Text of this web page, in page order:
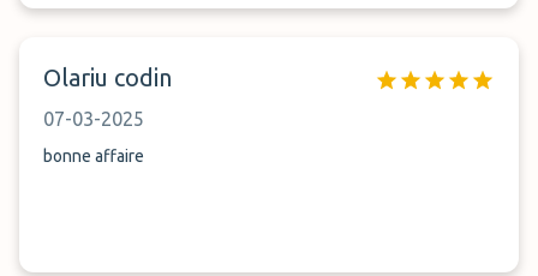
Olariu codin
07-03-2025
bonne affaire